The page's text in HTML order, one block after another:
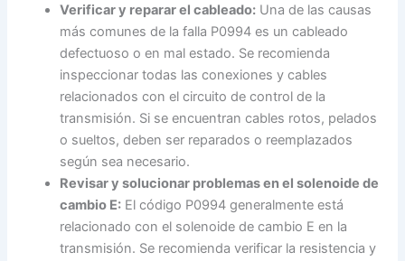
Verificar y reparar el cableado: Una de las causas
más comunes de la falla P0994 es un cableado
defectuoso o en mal estado. Se recomienda
inspeccionar todas las conexiones y cables
relacionados con el circuito de control de la
transmisión. Si se encuentran cables rotos, pelados
o sueltos, deben ser reparados o reemplazados
según sea necesario.
Revisar y solucionar problemas en el solenoide de
cambio E: El código P0994 generalmente está
relacionado con el solenoide de cambio E en la
transmisión. Se recomienda verificar la resistencia y